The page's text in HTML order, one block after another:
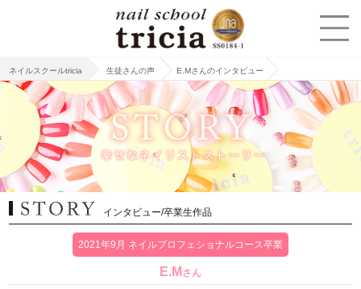
ネイルスクールtricia 生徒さんの声 E.Mさんのインタビュー
インタビュー/卒業生作品
2021年9月 ネイルプロフェショナルコース卒業
E.M さん